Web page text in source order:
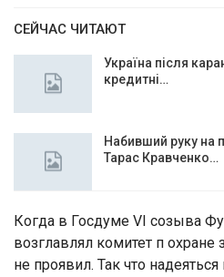
СЕЙЧАС ЧИТАЮТ
Україна після
кредитні…
Набивший руку на
Тарас Кравченко…
Когда в Госдуме VI созыва
возглавлял комитет п охране
не проявил. Так что